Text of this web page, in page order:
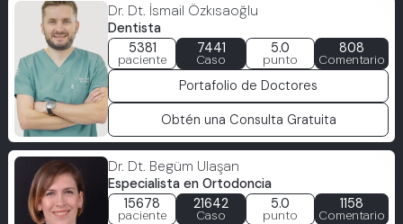
Dr. Dt. İsmail Özkısaoğlu
Dentista
5381
paciente
7441
Caso
5.0
punto
808
Comentario
Portafolio de Doctores
Obtén una Consulta Gratuita
Dr. Dt. Begüm Ulaşan
Especialista en Ortodoncia
15678
paciente
21642
Caso
5.0
punto
1158
Comentario